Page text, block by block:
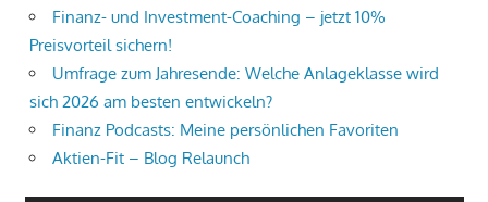
Finanz- und Investment-Coaching – jetzt 10%
Preisvorteil sichern!
Umfrage zum Jahresende: Welche Anlageklasse wird
sich 2026 am besten entwickeln?
Finanz Podcasts: Meine persönlichen Favoriten
Aktien-Fit – Blog Relaunch